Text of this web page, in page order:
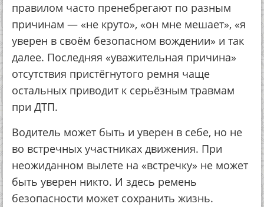
правилом часто пренебрегают по разным
причинам — «не круто», «он мне мешает», «я
уверен в своём безопасном вождении» и так
далее. Последняя «уважительная причина»
отсутствия пристёгнутого ремня чаще
остальных приводит к серьёзным травмам
при ДТП.
Водитель может быть и уверен в себе, но не
во встречных участниках движения. При
неожиданном вылете на «встречку» не может
быть уверен никто. И здесь ремень
безопасности может сохранить жизнь.